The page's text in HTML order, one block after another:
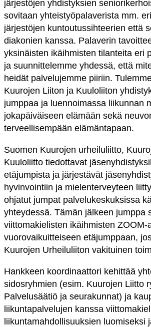
järjestöjen yhdistyksien
sovitaan yhteistyöpalaverista mm.
järjestöjen kuntoutussihteerien että
diakonien kanssa. Palaverin
yksinäisten ikäihmisten tilanteita eri
ja suunnittelemme yhdessä, että
heidät palvelujemme piiriin.
Kuurojen Liiton ja Kuuloliiton
jumppaa ja luennoimassa liikunnan
jokapäiväiseen elämään sekä
terveellisempään elämäntapaan.
Suomen Kuurojen urheiluliitto,
Kuuloliitto tiedottavat
etäjumpista ja järjestävät
hyvinvointiin ja mielenterveyteen
ohjatut jumpat palvelukeskuksissa
yhteydessä. Tämän jälkeen jumppa
viittomakielisten ikäihmisten ZOOM-
vuorovaikuitteiseen etäjumppaan,
Kuurojen Urheiluliiton vakituinen
Hankkeen koordinaattori kehittää
sidosryhmien (esim. Kuurojen Liitto
Palvelusäätiö ja seurakunnat) ja
liikuntapalvelujen kanssa
liikuntamahdollisuuksien luomiseksi